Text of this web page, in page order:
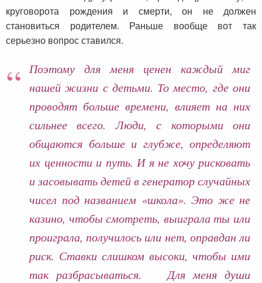
круговорота рождения и смерти, он не должен
становиться родителем. Раньше вообще вот так
серьезно вопрос ставился.
Поэтому для меня ценен каждый миг
нашей жизни с детьми. То место, где они
проводят больше времени, влияет на них
сильнее всего. Люди, с которыми они
общаются больше и глубже, определяют
их ценности и путь. И я не хочу рисковать
и засовывать детей в генератор случайных
чисел под названием «школа». Это же не
казино, чтобы смотреть, выиграла ты или
проиграла, получилось или нет, оправдан ли
риск. Ставки слишком высоки, чтобы ими
так разбрасываться. Для меня души